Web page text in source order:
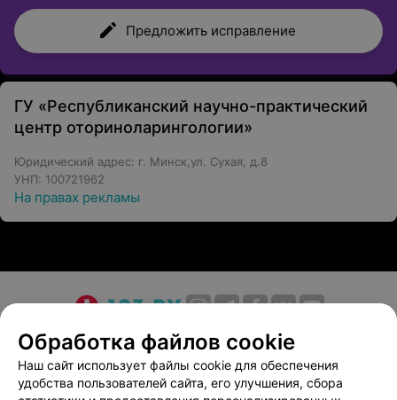
Предложить исправление
ГУ «Республиканский научно-практический
центр оториноларингологии»
Юридический адрес: г. Минск,ул. Сухая, д.8
УНП: 100721962
На правах рекламы
О проекте Новости проекта
Размещение рекламы
Медицинский маркетинг
Публичный договор
Пользовательское соглашение
Способы оплаты
Обработка файлов cookie
Наш сайт использует файлы cookie для обеспечения
удобства пользователей сайта, его улучшения, сбора